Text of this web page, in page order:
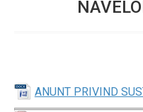
ANUNT PRIVIND